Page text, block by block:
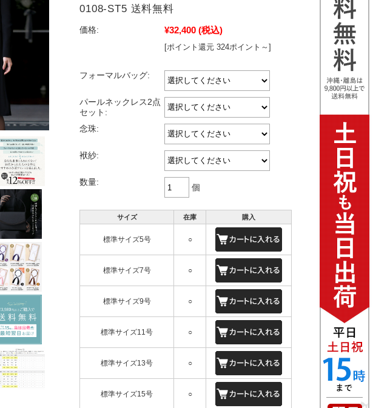
0108-ST5 送料無料
価格: ¥32,400 (税込)
[ポイント還元 324ポイント～]
フォーマルバッグ:
パールネックレス2点
セット:
念珠:
袱紗:
数量:
個
サイズ 在庫 購入
標準サイズ5号 ○
標準サイズ7号 ○
標準サイズ9号 ○
標準サイズ11号 ○
標準サイズ13号 ○
標準サイズ15号 ○